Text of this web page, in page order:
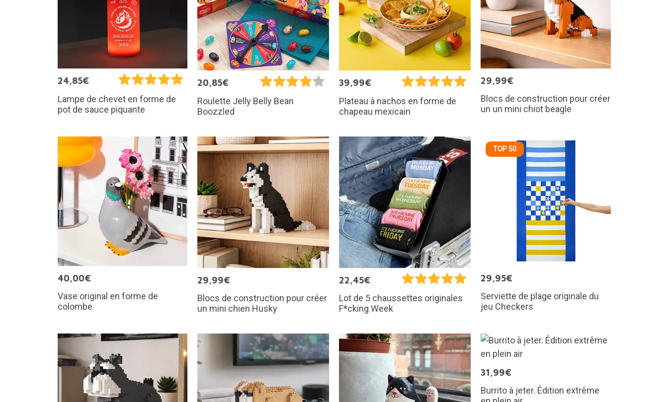
24,85€
Lampe de chevet en forme de
pot de sauce piquante
20,85€
Roulette Jelly Belly Bean
Boozzled
39,99€
Plateau à nachos en forme de
chapeau mexicain
29,99€
Blocs de construction pour créer
un un mini chiot beagle
40,00€
Vase original en forme de
colombe
29,99€
Blocs de construction pour créer
un mini chien Husky
22,45€
Lot de 5 chaussettes originales
F*cking Week
TOP 50
29,95€
Serviette de plage originale du
jeu Checkers
31,99€
Burrito à jeter. Édition extrême